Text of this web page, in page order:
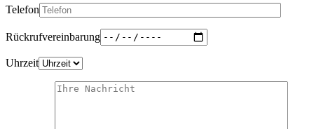
Telefon
Rückrufvereinbarung
Uhrzeit